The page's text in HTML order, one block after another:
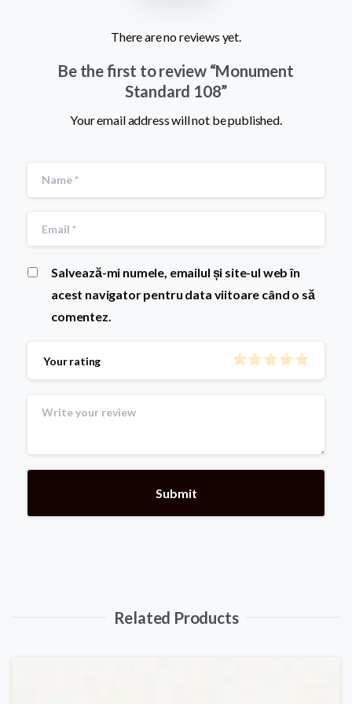
There are no reviews yet.
Be the first to review “Monument
Standard 108”
Your email address will not be published.
Salvează-mi numele, emailul și site-ul web în
acest navigator pentru data viitoare când o să
comentez.
Your rating
Related Products